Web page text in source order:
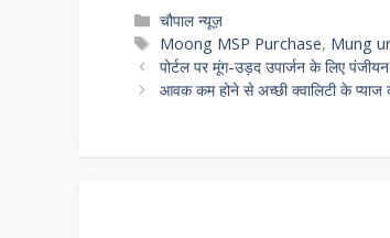
at
s
A
e
gr
a
b
o
er l
Categories
चौपाल न्यूज़
Tags
Moong MSP Purchase, Mung
पोर्टल पर मूंग-उड़द उपार्जन के लिए
आवक कम होने से अच्छी क्वालिटी के